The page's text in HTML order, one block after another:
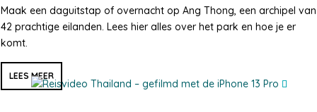
Maak een daguitstap of overnacht op Ang Thong, een archipel van
42 prachtige eilanden. Lees hier alles over het park en hoe je er
komt.
LEES MEER